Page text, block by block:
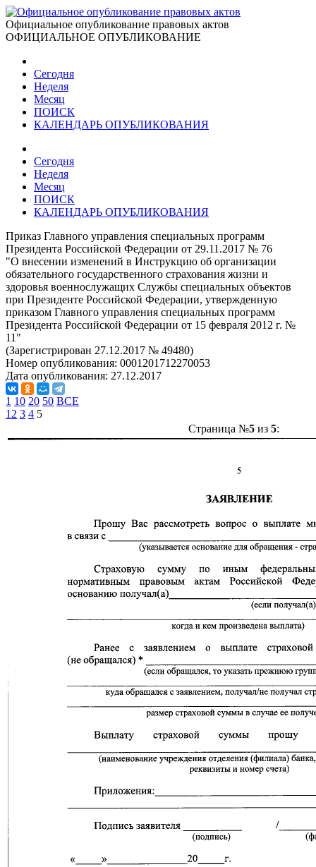
Официальное опубликование правовых актов
ОФИЦИАЛЬНОЕ ОПУБЛИКОВАНИЕ
Сегодня
Неделя
Месяц
ПОИСК
КАЛЕНДАРЬ ОПУБЛИКОВАНИЯ
Сегодня
Неделя
Месяц
ПОИСК
КАЛЕНДАРЬ ОПУБЛИКОВАНИЯ
Приказ Главного управления специальных программ
Президента Российской Федерации от 29.11.2017 № 76
"О внесении изменений в Инструкцию об организации
обязательного государственного страхования жизни и
здоровья военнослужащих Службы специальных объектов
при Президенте Российской Федерации, утвержденную
приказом Главного управления специальных программ
Президента Российской Федерации от 15 февраля 2012 г. №
11"
(Зарегистрирован 27.12.2017 № 49480)
Номер опубликования: 0001201712270053
Дата опубликования: 27.12.2017
1 10 20 50 ВСЕ
1 2 3 4 5
Страница №5из 5: